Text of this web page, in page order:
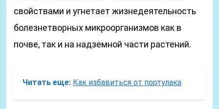
свойствами и угнетает жизнедеятельность
болезнетворных микроорганизмов как в
почве, так и на надземной части растений.
Читать еще: Как избавиться от портулака